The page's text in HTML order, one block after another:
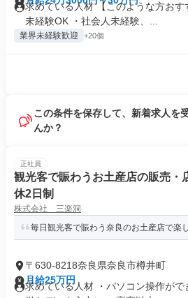
求めている人材 【このような方お
未経験OK ・社会人未経験、...
業界未経験歓迎 +20個
この条件を保存して、新着求人を
んか？
正社員
観光客で賑わうお土産店の販売
休2日制
株式会社 三楽洞
毎日観光客で賑わう奈良のお土産店で楽
〒630-8218奈良県奈良市樽井町
月給25万円
求めている人材 ・パソコン操作が